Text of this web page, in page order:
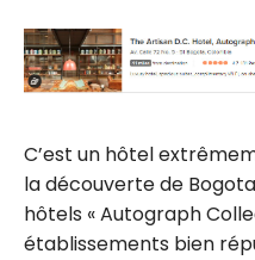
C’est un hôtel
la découverte de
hôtels « Autograph
établissements bien